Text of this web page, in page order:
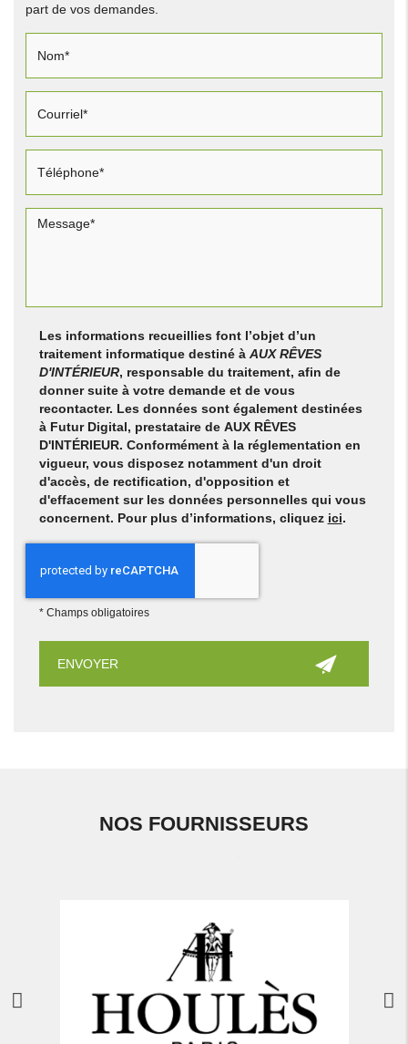
part de vos demandes.
Les informations recueillies font l’objet d’un
traitement informatique destiné àAUX RÊVES
D'INTÉRIEUR, responsable du traitement, afin de
donner suite à votre demande et de vous
recontacter. Les données sont également destinées
à Futur Digital, prestataire de AUX RÊVES
D'INTÉRIEUR. Conformément à la réglementation en
vigueur, vous disposez notamment d'un droit
d'accès, de rectification, d'opposition et
d'effacement sur les données personnelles qui vous
concernent. Pour plus d’informations, cliquez ici.
* Champs obligatoires
NOS FOURNISSEURS